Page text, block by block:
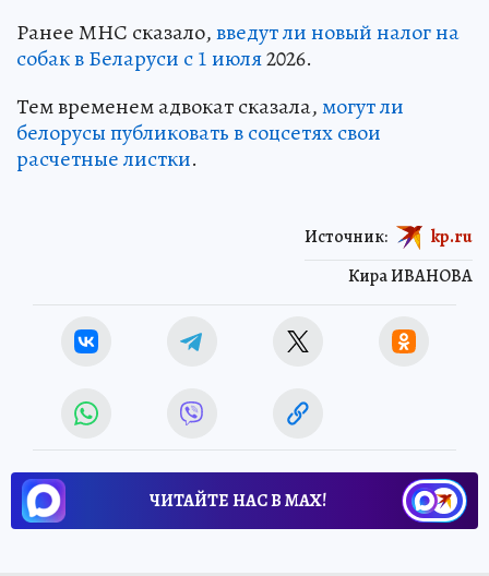
Ранее МНС сказало,введут ли новый налог на
собак в Беларуси с 1 июля2026.
Тем временем адвокат сказала,могут ли
белорусы публиковать в соцсетях свои
расчетные листки.
Кира ИВАНОВА
Источник: kp.ru
ЧИТАЙТЕ НАС В МАХ!